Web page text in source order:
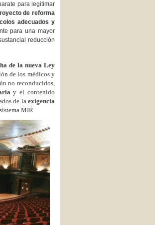
para legitimar
de reforma
adecuados y
para una mayor
reducción
de la nueva Ley
de los médicos y
no reconducidos,
y el contenido
de laexigencia
MIR.